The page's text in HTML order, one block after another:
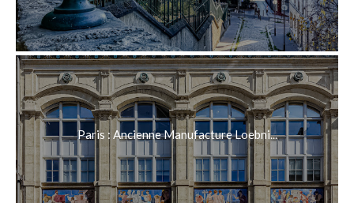
Paris : Ancienne Manufacture Loebni...